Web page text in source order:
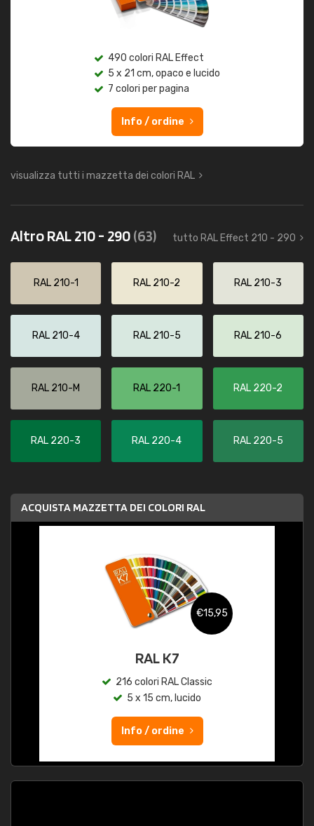
490 colori RAL Effect
5 x 21 cm, opaco e lucido
7 colori per pagina
Info / ordine
visualizza tutti i mazzetta dei colori RAL
Altro RAL 210 - 290(63) tutto RAL Effect 210 - 290
RAL 210-1 RAL 210-2 RAL 210-3
RAL 210-4 RAL 210-5 RAL 210-6
RAL 210-M RAL 220-1 RAL 220-2
RAL 220-3 RAL 220-4 RAL 220-5
ACQUISTA MAZZETTA DEI COLORI RAL
€15,95
RAL K7
216 colori RAL Classic
5 x 15 cm, lucido
Info / ordine